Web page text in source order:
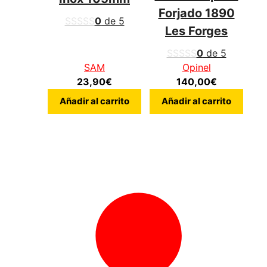
0de 5
SAM
23,90€
Añadir al carrito
Forjado 1890
Les Forges
0de 5
Opinel
140,00€
Añadir al carrito